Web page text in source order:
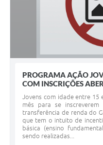
PROGRAMA AÇÃO
COM INSCRIÇÕES
Jovens com idade entre 15
mês para se
transferência de renda do
que tem o intuito de
básica (ensino
sendo realizadas...